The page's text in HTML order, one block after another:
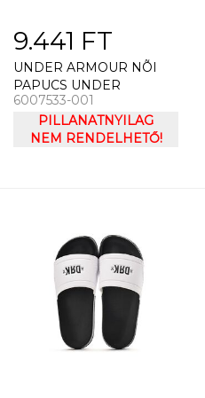
9.441 FT
UNDER ARMOUR NÕI
PAPUCS UNDER
ARMOUR UA W ARMR
SLIDE LITE
6007533-001
PILLANATNYILAG
NEM RENDELHETŐ!